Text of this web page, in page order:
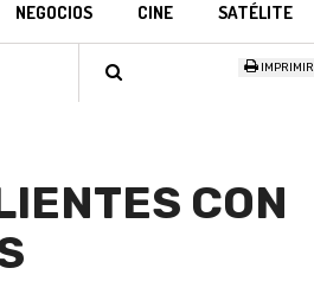
NEGOCIOS CINE SATÉLITE
IMPRIMIR
CON